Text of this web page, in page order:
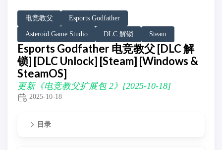
电竞教父 Esports Godfather
Asteroid Game Studio DLC 解锁
DLC Unlock
DLC 补丁
DLC Patch
Steam
Windows
SteamOS
Esports Godfather 电竞教父 [DLC 解
锁] [DLC Unlock] [Steam] [Windows &
SteamOS]
更新《电竞教父扩展包 2》[2025-10-18]
2025-10-18
目录